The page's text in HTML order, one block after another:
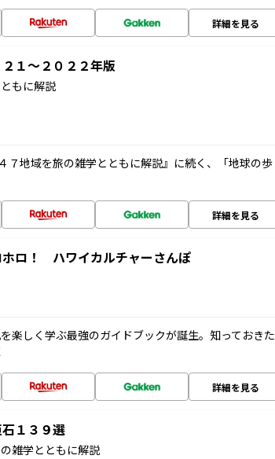
詳細を見る
１～２０２２年版
もに解説
７地域を旅の雑学とともに解説』に続く、「地球の歩
詳細を見る
ロ！ ハワイカルチャーさんぽ
楽しく学ぶ最強のガイドブックが誕生。知っておきた
詳細を見る
１３９選
雑学とともに解説